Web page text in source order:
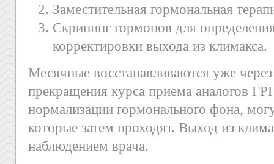
Заместительная гормональная
Скрининг гормонов для
корректировки выхода из климакса.
Месячные восстанавливаются уже
прекращения курса приема аналогов
нормализации гормонального фона,
которые затем проходят. Выход из
наблюдением врача.